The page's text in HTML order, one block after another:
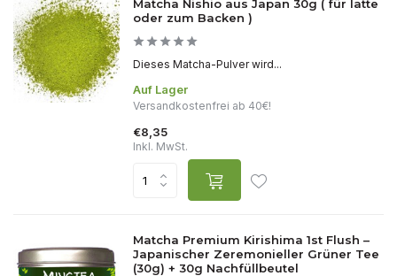
Matcha Nishio aus Japan 30g ( für latte
oder zum Backen )
Dieses Matcha-Pulver wird...
Auf Lager
Versandkostenfrei ab 40€!
€8,35
Inkl. MwSt.
Matcha Premium Kirishima 1st Flush –
Japanischer Zeremonieller Grüner Tee
(30g) + 30g Nachfüllbeutel